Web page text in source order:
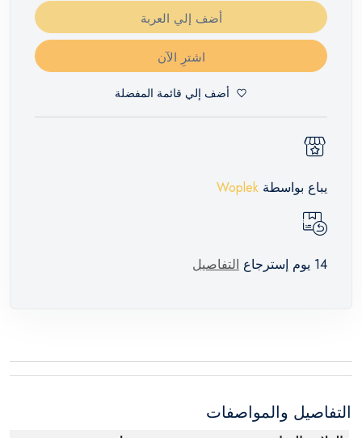
أضف إلي العربة
اشترِ الآن
أضف إلي قائمة المفضلة
يباع بواسطة Woplek
14 يوم إسترجاع التفاصيل
التفاصيل والمواصفات